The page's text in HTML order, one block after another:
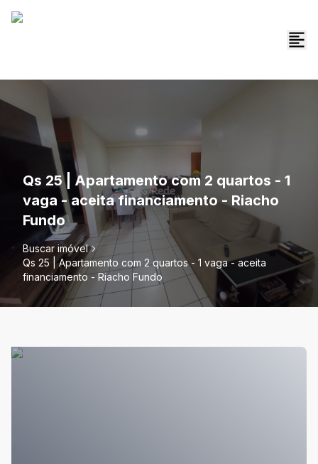
Qs 25 | Apartamento com 2 quartos - 1
vaga - aceita financiamento - Riacho
Fundo
Buscar imóvel
Qs 25 | Apartamento com 2 quartos - 1 vaga - aceita
financiamento - Riacho Fundo